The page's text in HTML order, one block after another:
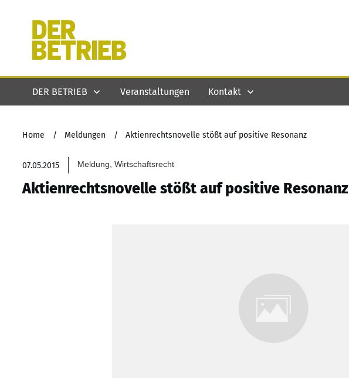
DER BETRIEB Veranstaltungen Kontakt
Home / Meldungen / Aktienrechtsnovelle stößt auf positive Resonanz
07.05.2015 Meldung, Wirtschaftsrecht
Aktienrechtsnovelle stößt auf positive Resonanz